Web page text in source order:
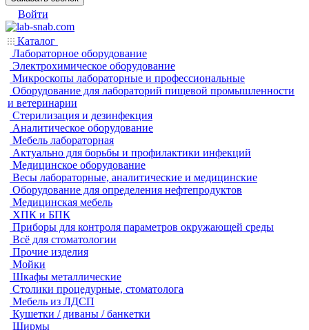
Войти
Каталог
Лабораторное оборудование
Электрохимическое оборудование
Микроскопы лабораторные и профессиональные
Оборудование для лабораторий пищевой промышленности
и ветеринарии
Стерилизация и дезинфекция
Аналитическое оборудование
Мебель лабораторная
Актуально для борьбы и профилактики инфекций
Медицинское оборудование
Весы лабораторные, аналитические и медицинские
Оборудование для определения нефтепродуктов
Медицинская мебель
ХПК и БПК
Приборы для контроля параметров окружающей среды
Всё для стоматологии
Прочие изделия
Мойки
Шкафы металлические
Столики процедурные, стоматолога
Мебель из ЛДСП
Кушетки / диваны / банкетки
Ширмы